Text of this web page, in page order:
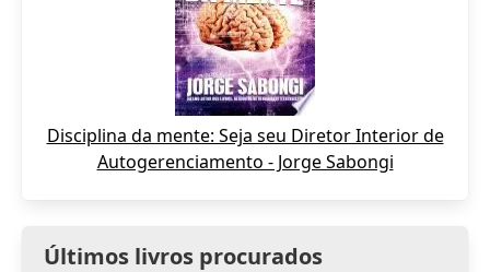
Disciplina da mente: Seja seu Diretor Interior de
Autogerenciamento - Jorge Sabongi
Últimos livros procurados